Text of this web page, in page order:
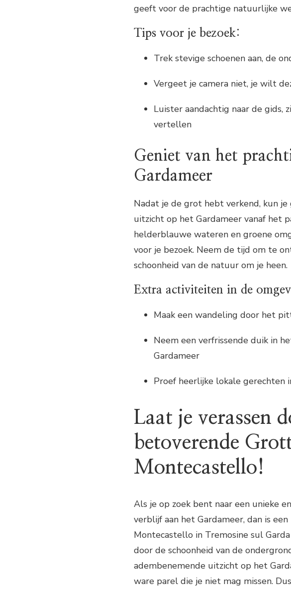
geeft voor de prachtige natuurlijke
Tips voor je bezoek:
Trek stevige schoenen aan, de
Vergeet je camera niet, je wilt
Luister aandachtig naar de gids,
vertellen
Geniet van het
Gardameer
Nadat je de grot hebt verkend, kun
uitzicht op het Gardameer vanaf het
helderblauwe wateren en groene
voor je bezoek. Neem de tijd om te
schoonheid van de natuur om je heen.
Extra activiteiten in de
Maak een wandeling door het
Neem een verfrissende duik in
Gardameer
Proef heerlijke lokale gerechten
Laat je verassen
betoverende
Montecastello!
Als je op zoek bent naar een unieke
verblijf aan het Gardameer, dan is
Montecastello in Tremosine sul
door de schoonheid van de
adembenemende uitzicht op het
ware parel die je niet mag missen.